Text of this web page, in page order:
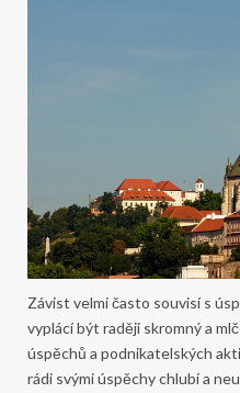
Závist velmi často souvisí s
vyplácí být raději skromný a
úspěchů a podnikatelských
rádi svými úspěchy chlubí a